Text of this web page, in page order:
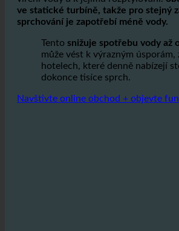
vzduchu ve sprchách a umyvadlech,
komfort hostů. Instalací modulu
víření vody a k jejímu rozptylování.
ve statické turbíně, takže pro stejný
sprchování je zapotřebí méně vody.
Tento snižuje spotřebu vody až o
může vést k výrazným úsporám,
hotelech, které denně nabízejí